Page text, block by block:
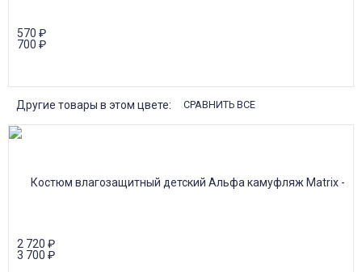
570 ₽
700 ₽
Другие товары в этом цвете: СРАВНИТЬ ВСЕ
2 720 ₽
3 700 ₽